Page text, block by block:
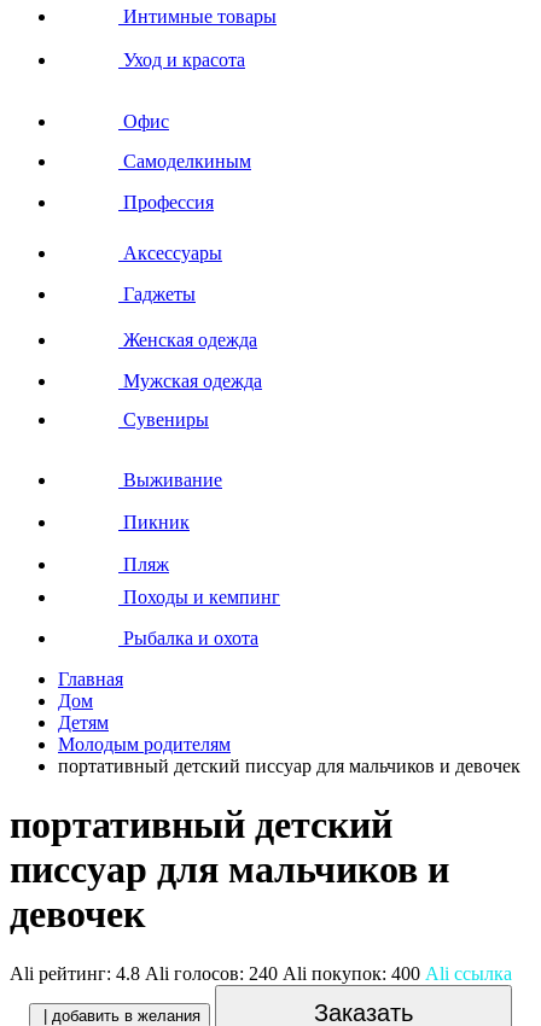
Интимные товары
Уход и красота
Офис
Самоделкиным
Профессия
Аксессуары
Гаджеты
Женская одежда
Мужская одежда
Сувениры
Выживание
Пикник
Пляж
Походы и кемпинг
Рыбалка и охота
Главная
Дом
Детям
Молодым родителям
портативный детский писсуар для мальчиков и девочек
портативный детский
писсуар для мальчиков и
девочек
Ali рейтинг: 4.8 Ali голосов: 240 Ali покупок: 400 Ali ссылка
| добавить в желания Заказать